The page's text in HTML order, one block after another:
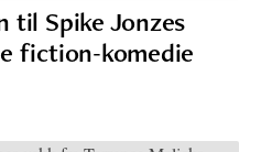
til Spike Jonzes
fiction-komedie